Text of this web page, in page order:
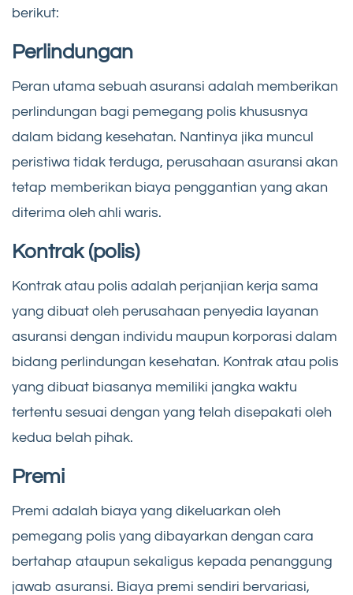
berikut:
Perlindungan
Peran utama sebuah asuransi adalah memberikan
perlindungan bagi pemegang polis khususnya
dalam bidang kesehatan. Nantinya jika muncul
peristiwa tidak terduga, perusahaan asuransi akan
tetap memberikan biaya penggantian yang akan
diterima oleh ahli waris.
Kontrak (polis)
Kontrak atau polis adalah perjanjian kerja sama
yang dibuat oleh perusahaan penyedia layanan
asuransi dengan individu maupun korporasi dalam
bidang perlindungan kesehatan. Kontrak atau polis
yang dibuat biasanya memiliki jangka waktu
tertentu sesuai dengan yang telah disepakati oleh
kedua belah pihak.
Premi
Premi adalah biaya yang dikeluarkan oleh
pemegang polis yang dibayarkan dengan cara
bertahap ataupun sekaligus kepada penanggung
jawab asuransi. Biaya premi sendiri bervariasi,